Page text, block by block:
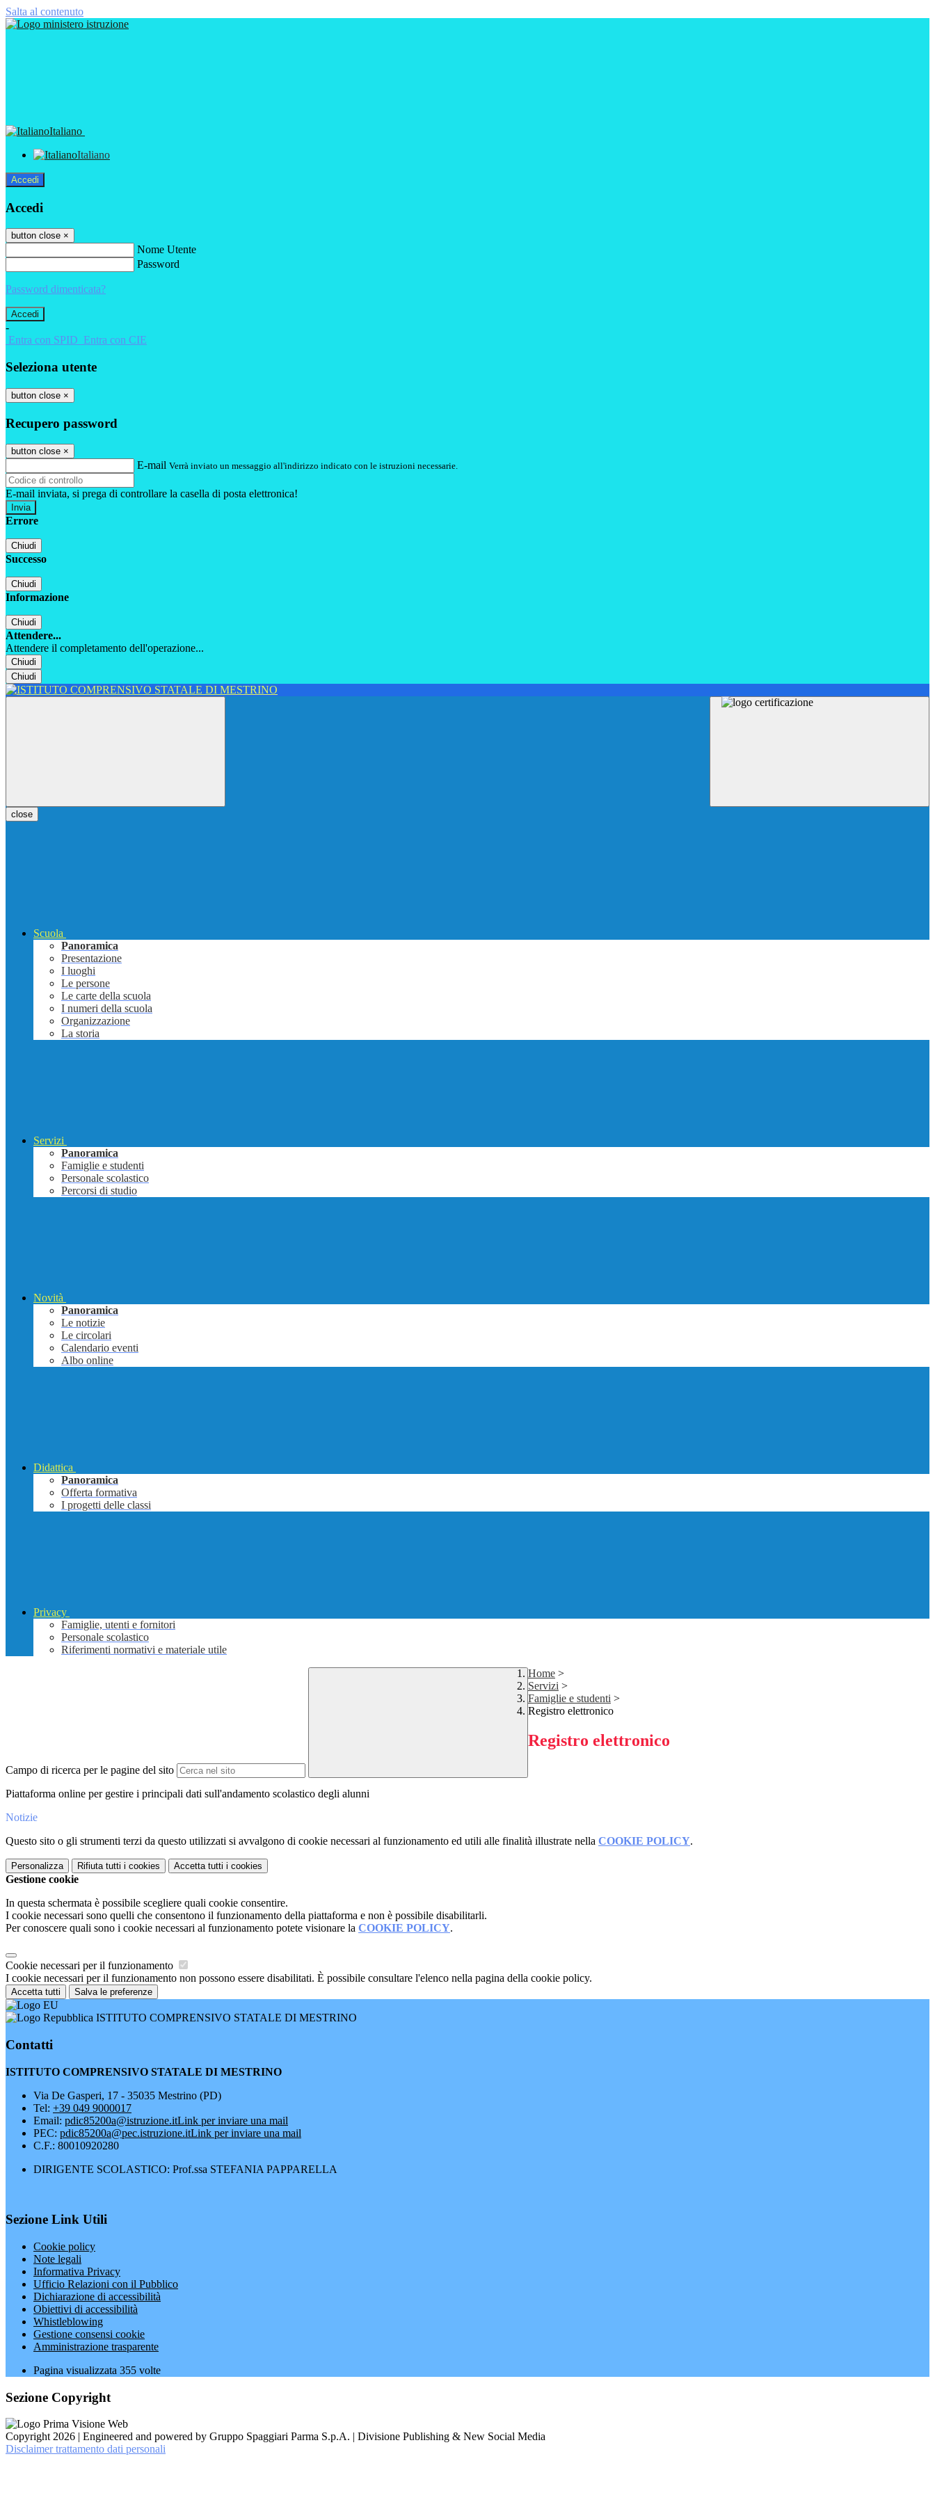
Salta al contenuto
Italiano
Italiano
Accedi
Accedi
button close ×
Nome Utente
Password
Password dimenticata?
-
Entra con SPID Entra con CIE
Seleziona utente
button close ×
Recupero password
button close ×
E-mail Verrà inviato un messaggio all'indirizzo indicato con le istruzioni necessarie.
E-mail inviata, si prega di controllare la casella di posta elettronica!
Errore
Chiudi
Successo
Chiudi
Informazione
Chiudi
Attendere...
Attendere il completamento dell'operazione...
Chiudi
Chiudi
close
Scuola
Panoramica
Presentazione
I luoghi
Le persone
Le carte della scuola
I numeri della scuola
Organizzazione
La storia
Servizi
Panoramica
Famiglie e studenti
Personale scolastico
Percorsi di studio
Novità
Panoramica
Le notizie
Le circolari
Calendario eventi
Albo online
Didattica
Panoramica
Offerta formativa
I progetti delle classi
Privacy
Famiglie, utenti e fornitori
Personale scolastico
Riferimenti normativi e materiale utile
Campo di ricerca per le pagine del sito
Home >
Servizi >
Famiglie e studenti >
Registro elettronico
Registro elettronico
Piattaforma online per gestire i principali dati sull'andamento scolastico degli alunni
Notizie
Questo sito o gli strumenti terzi da questo utilizzati si avvalgono di cookie necessari al funzionamento ed utili alle finalità illustrate nella COOKIE POLICY.
Personalizza Rifiuta tutti i cookies Accetta tutti i cookies
Gestione cookie
In questa schermata è possibile scegliere quali cookie consentire.
I cookie necessari sono quelli che consentono il funzionamento della piattaforma e non è possibile disabilitarli.
Per conoscere quali sono i cookie necessari al funzionamento potete visionare la COOKIE POLICY.
Cookie necessari per il funzionamento
I cookie necessari per il funzionamento non possono essere disabilitati. È possibile consultare l'elenco nella pagina della cookie policy.
Accetta tutti Salva le preferenze
ISTITUTO COMPRENSIVO STATALE DI MESTRINO
Contatti
ISTITUTO COMPRENSIVO STATALE DI MESTRINO
Via De Gasperi, 17 - 35035 Mestrino (PD)
Tel: +39 049 9000017
Email: pdic85200a@istruzione.itLink per inviare una mail
PEC: pdic85200a@pec.istruzione.itLink per inviare una mail
C.F.: 80010920280
DIRIGENTE SCOLASTICO: Prof.ssa STEFANIA PAPPARELLA
Sezione Link Utili
Cookie policy
Note legali
Informativa Privacy
Ufficio Relazioni con il Pubblico
Dichiarazione di accessibilità
Obiettivi di accessibilità
Whistleblowing
Gestione consensi cookie
Amministrazione trasparente
Pagina visualizzata 355 volte
Sezione Copyright
Copyright 2026 | Engineered and powered by Gruppo Spaggiari Parma S.p.A. | Divisione Publishing & New Social Media
Disclaimer trattamento dati personali